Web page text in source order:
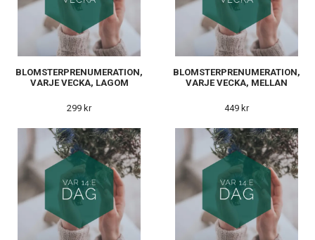
BLOMSTERPRENUMERATION,
VARJE VECKA, LAGOM
299 kr
BLOMSTERPRENUMERATION,
VARJE VECKA, MELLAN
449 kr